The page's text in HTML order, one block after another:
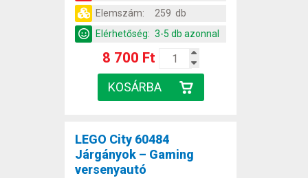
Elemszám:
259 db
Elérhetőség: 3-5 db azonnal
8 700 Ft
LEGO City 60484
Járgányok – Gaming
versenyautó